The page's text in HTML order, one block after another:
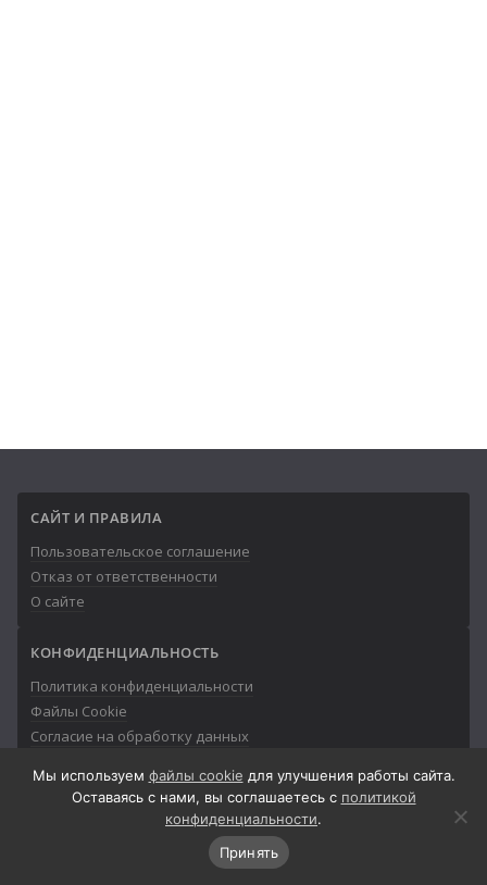
САЙТ И ПРАВИЛА
Пользовательское соглашение
Отказ от ответственности
О сайте
КОНФИДЕНЦИАЛЬНОСТЬ
Политика конфиденциальности
Файлы Cookie
Согласие на обработку данных
© 2013-2026Айтишник
Мы используем файлы cookie для улучшения работы сайта.
Оставаясь с нами, вы соглашаетесь с политикой
конфиденциальности.
Принять